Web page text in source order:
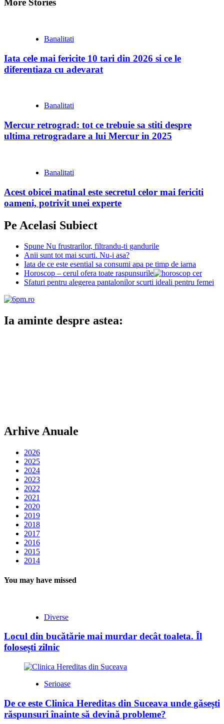
More Stories
Banalitati
Iata cele mai fericite 10 tari din 2026 si ce le
diferentiaza cu adevarat
Banalitati
Mercur retrograd: tot ce trebuie sa stiti despre
ultima retrogradare a lui Mercur in 2025
Banalitati
Acest obicei matinal este secretul celor mai fericiti
oameni, potrivit unei experte
Pe Acelasi Subiect
Spune Nu frustrarilor, filtrandu-ti gandurile
Anii sunt tot mai scurti. Nu-i asa?
Iata de ce este esential sa consumi apa pe timp de iarna
Horoscop – cerul ofera toate raspunsurile
Sfaturi pentru alegerea pantalonilor scurti ideali pentru femei
Ia aminte despre astea:
Arhive Anuale
2026
2025
2024
2023
2022
2021
2020
2019
2018
2017
2016
2015
2014
You may have missed
Diverse
Locul din bucătărie mai murdar decât toaleta. Îl
folosești zilnic
Serioase
De ce este Clinica Hereditas din Suceava unde găsești
răspunsuri înainte să devină probleme?